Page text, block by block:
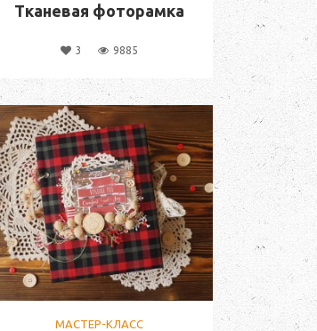
Тканевая фоторамка
3 9885
МАСТЕР-КЛАСС